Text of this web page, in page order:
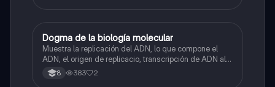
Biologia
Dogma de la biología molecular
Muestra la replicación del ADN, lo que compone el
ADN, el origen de replicacio, transcripción de ADN al
ARN y traducción de ARN a proteína.
8 383 2